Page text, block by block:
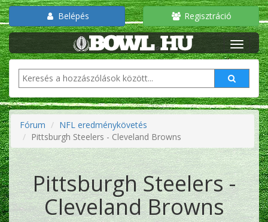
Belépés Regisztráció
Fórum
NFL eredménykövetés
Pittsburgh Steelers - Cleveland Browns
Pittsburgh Steelers -
Cleveland Browns